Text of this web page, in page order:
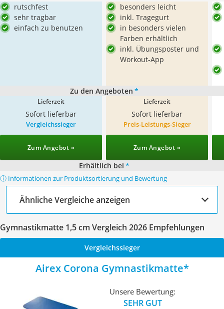
rutschfest
sehr tragbar
einfach zu benutzen
besonders leicht
inkl. Tragegurt
in besonders vielen
Farben erhältlich
inkl. Übungsposter und
Workout-App
Zu den Angeboten *
Lieferzeit
Sofort lieferbar
Lieferzeit
Sofort lieferbar
Vergleichssieger
Zum Angebot »
Preis-Leistungs-Sieger
Zum Angebot »
Erhältlich bei *
ⓘ Informationen zur Produktsortierung und Bewertung
Ähnliche Vergleiche anzeigen
Gymnastikmatte 1,5 cm Vergleich 2026 Empfehlungen
Vergleichssieger
Airex Corona Gymnastikmatte
Unsere Bewertung:
SEHR GUT